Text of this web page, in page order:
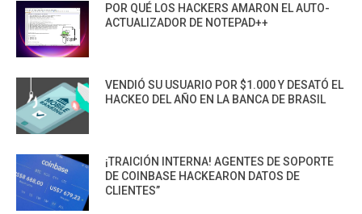
POR QUÉ LOS HACKERS AMARON EL AUTO-
ACTUALIZADOR DE NOTEPAD++
VENDIÓ SU USUARIO POR $1.000 Y DESATÓ EL
HACKEO DEL AÑO EN LA BANCA DE BRASIL
¡TRAICIÓN INTERNA! AGENTES DE SOPORTE
DE COINBASE HACKEARON DATOS DE
CLIENTES”